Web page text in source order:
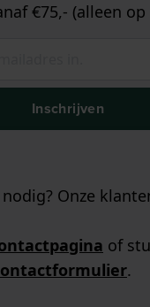
€75,- (alleen
Inschrijven
Onze
of
.